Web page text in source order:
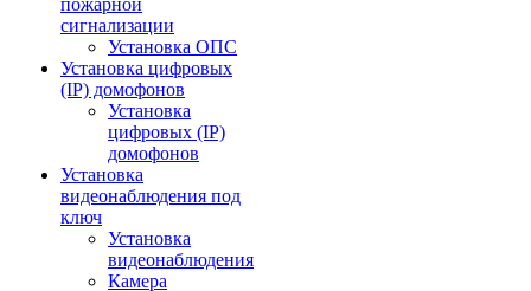
пожарной
сигнализации
Установка ОПС
Установка цифровых
(IP) домофонов
Установка
цифровых (IP)
домофонов
Установка
видеонаблюдения под
ключ
Установка
видеонаблюдения
Камера